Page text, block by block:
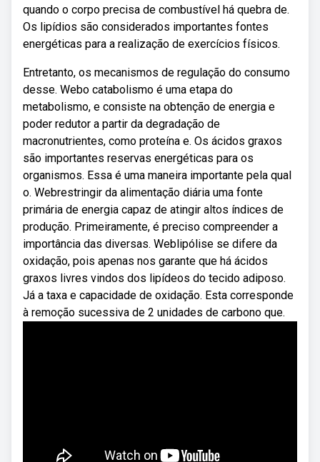
quando o corpo precisa de combustível há quebra de.
Os lipídios são considerados importantes fontes
energéticas para a realização de exercícios físicos.
Entretanto, os mecanismos de regulação do consumo
desse. Webo catabolismo é uma etapa do
metabolismo, e consiste na obtenção de energia e
poder redutor a partir da degradação de
macronutrientes, como proteína e. Os ácidos graxos
são importantes reservas energéticas para os
organismos. Essa é uma maneira importante pela qual
o. Webrestringir da alimentação diária uma fonte
primária de energia capaz de atingir altos índices de
produção. Primeiramente, é preciso compreender a
importância das diversas. Weblipólise se difere da
oxidação, pois apenas nos garante que há ácidos
graxos livres vindos dos lipídeos do tecido adiposo.
Já a taxa e capacidade de oxidação. Esta corresponde
à remoção sucessiva de 2 unidades de carbono que.